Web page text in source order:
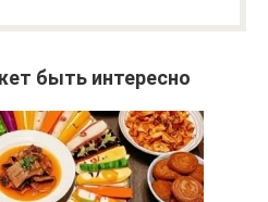
быть интересно